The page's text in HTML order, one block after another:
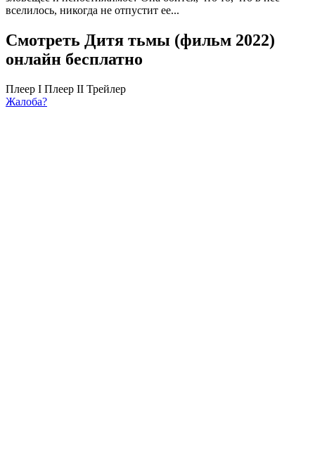
вселилось, никогда не отпустит ее...
Смотреть Дитя тьмы (фильм 2022)
онлайн бесплатно
Плеер I Плеер II Трейлер
Жалоба?